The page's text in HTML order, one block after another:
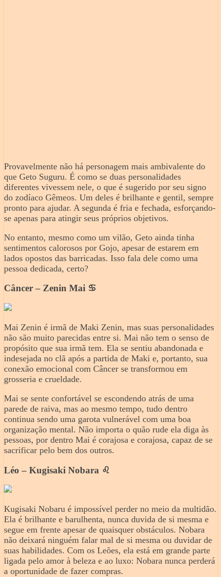
Provavelmente não há personagem mais ambivalente do
que Geto Suguru. É como se duas personalidades
diferentes vivessem nele, o que é sugerido por seu signo
do zodíaco Gêmeos. Um deles é brilhante e gentil, sempre
pronto para ajudar. A segunda é fria e fechada, esforçando-
se apenas para atingir seus próprios objetivos.
No entanto, mesmo como um vilão, Geto ainda tinha
sentimentos calorosos por Gojo, apesar de estarem em
lados opostos das barricadas. Isso fala dele como uma
pessoa dedicada, certo?
Câncer – Zenin Mai ♋️
Mai Zenin é irmã de Maki Zenin, mas suas personalidades
não são muito parecidas entre si. Mai não tem o senso de
propósito que sua irmã tem. Ela se sentiu abandonada e
indesejada no clã após a partida de Maki e, portanto, sua
conexão emocional com Câncer se transformou em
grosseria e crueldade.
Mai se sente confortável se escondendo atrás de uma
parede de raiva, mas ao mesmo tempo, tudo dentro
continua sendo uma garota vulnerável com uma boa
organização mental. Não importa o quão rude ela diga às
pessoas, por dentro Mai é corajosa e corajosa, capaz de se
sacrificar pelo bem dos outros.
Léo – Kugisaki Nobara ♌️
Kugisaki Nobaru é impossível perder no meio da multidão.
Ela é brilhante e barulhenta, nunca duvida de si mesma e
segue em frente apesar de quaisquer obstáculos. Nobara
não deixará ninguém falar mal de si mesma ou duvidar de
suas habilidades. Com os Leões, ela está em grande parte
ligada pelo amor à beleza e ao luxo: Nobara nunca perderá
a oportunidade de fazer compras.